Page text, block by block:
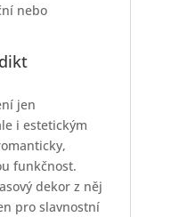
nebo
jen
i estetickým
funkčnost.
dekor z něj
pro slavnostní